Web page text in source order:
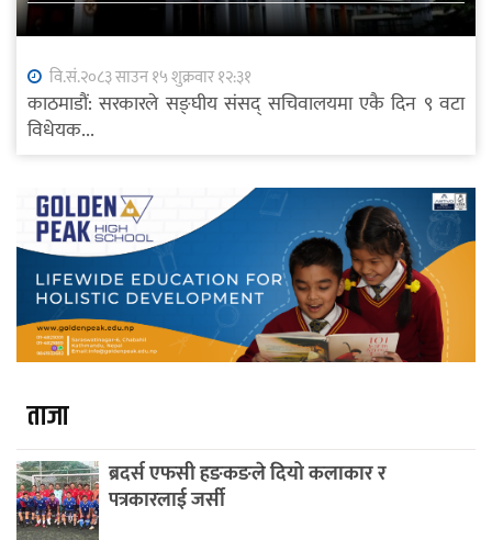
वि.सं.२०८३ साउन १५ शुक्रवार १२:३१
काठमाडौं: सरकारले सङ्घीय संसद् सचिवालयमा एकै दिन ९ वटा
विधेयक...
ताजा
ब्रदर्स एफसी हङकङले दियो कलाकार र
पत्रकारलाई जर्सी